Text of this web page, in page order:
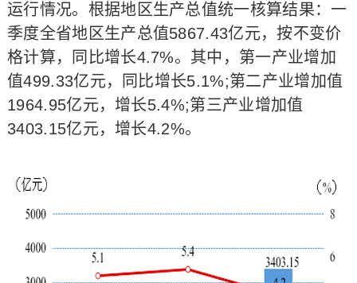
运行情况。根据地区生产总值统一核算结果：一
季度全省地区生产总值5867.43亿元，按不变价
格计算，同比增长4.7%。其中，第一产业增加
值499.33亿元，同比增长5.1%;第二产业增加值
1964.95亿元，增长5.4%;第三产业增加值
3403.15亿元，增长4.2%。